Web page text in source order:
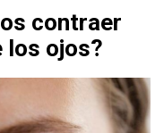
contraer
los ojos?